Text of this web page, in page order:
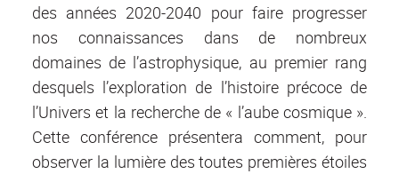
des années 2020-2040 pour faire progresser
nos connaissances dans de nombreux
domaines de l’astrophysique, au premier rang
desquels l’exploration de l’histoire précoce de
l’Univers et la recherche de « l’aube cosmique ».
Cette conférence présentera comment, pour
observer la lumière des toutes premières étoiles